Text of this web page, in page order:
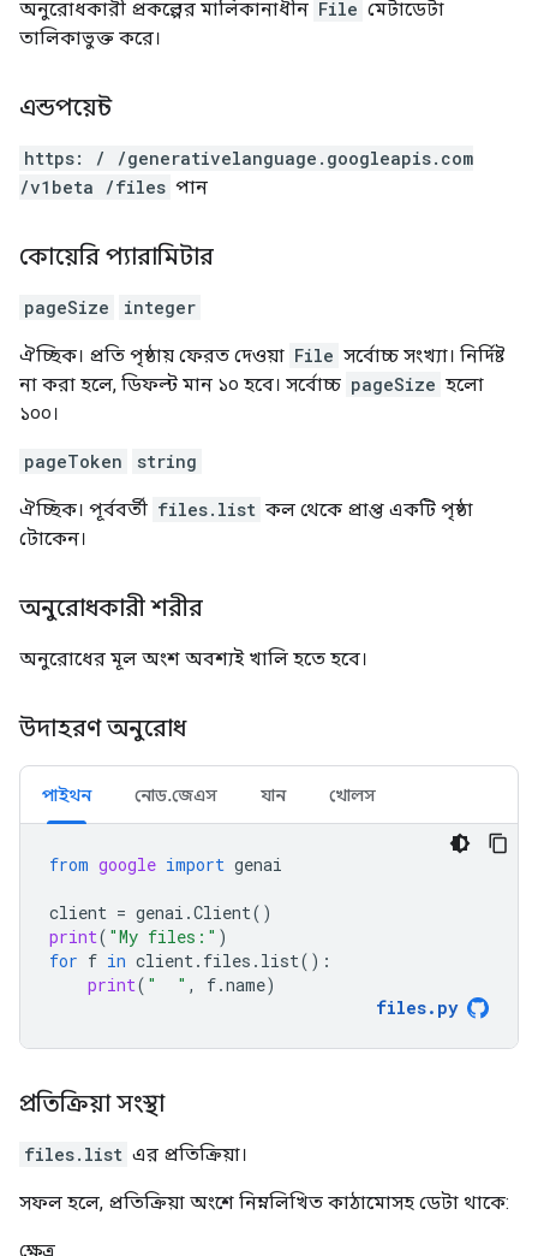
অনুরোধকারী প্রকল্পের মালিকানাধীন File মেটাডেটা
তালিকাভুক্ত করে।
এন্ডপয়েন্ট
https: / /generativelanguage.googleapis.com
/v1beta /files পান
কোয়েরি প্যারামিটার
pageSize integer
ঐচ্ছিক। প্রতি পৃষ্ঠায় ফেরত দেওয়া File সর্বোচ্চ সংখ্যা। নির্দিষ্ট
না করা হলে, ডিফল্ট মান ১০ হবে। সর্বোচ্চ pageSize হলো
১০০।
pageToken string
ঐচ্ছিক। পূর্ববর্তী files.list কল থেকে প্রাপ্ত একটি পৃষ্ঠা
টোকেন।
অনুরোধকারী শরীর
অনুরোধের মূল অংশ অবশ্যই খালি হতে হবে।
উদাহরণ অনুরোধ
পাইথন নোড.জেএস যান খোলস
from google import genai
client = genai .Client()
print( "My files:" )
for f in client. files . list():
print( "  " , f.name)
files. py
প্রতিক্রিয়া সংস্থা
files.list এর প্রতিক্রিয়া।
সফল হলে, প্রতিক্রিয়া অংশে নিম্নলিখিত কাঠামোসহ ডেটা থাকে:
ক্ষেত্র